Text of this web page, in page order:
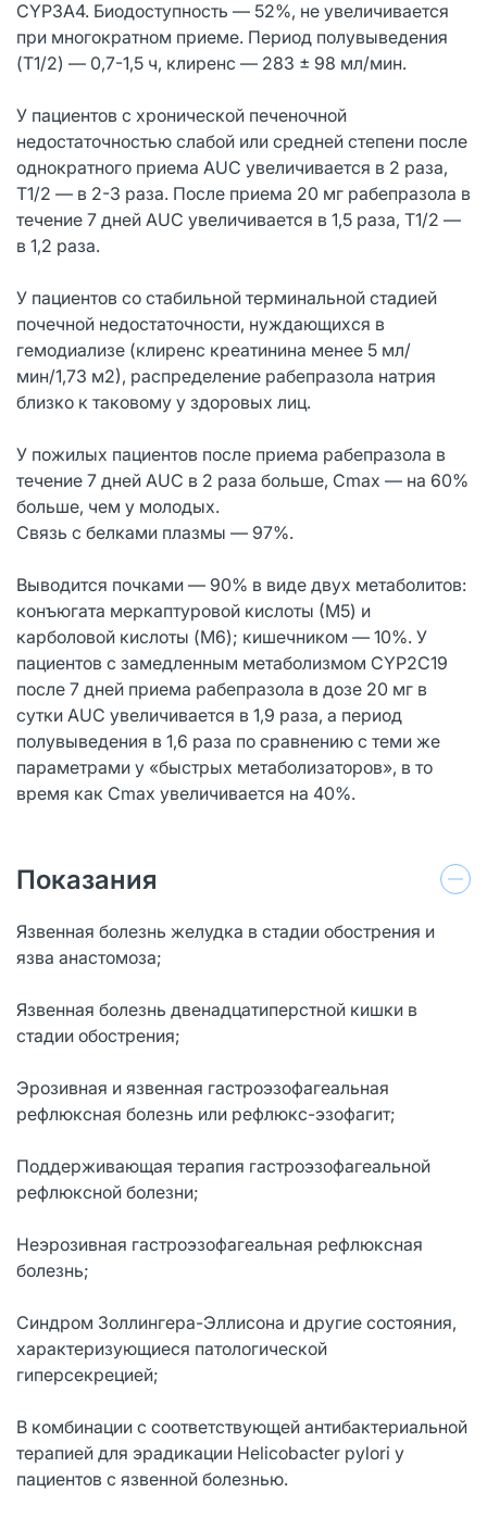
CYP3А4. Биодоступность — 52%, не увеличивается
при многократном приеме. Период полувыведения
(T1/2) — 0,7-1,5 ч, клиренс — 283 ± 98 мл/мин.
У пациентов с хронической печеночной
недостаточностью слабой или средней степени после
однократного приема AUC увеличивается в 2 раза,
T1/2 — в 2-3 раза. После приема 20 мг рабепразола в
течение 7 дней AUC увеличивается в 1,5 раза, T1/2 —
в 1,2 раза.
У пациентов со стабильной терминальной стадией
почечной недостаточности, нуждающихся в
гемодиализе (клиренс креатинина менее 5 мл/
мин/1,73 м2), распределение рабепразола натрия
близко к таковому у здоровых лиц.
У пожилых пациентов после приема рабепразола в
течение 7 дней AUC в 2 раза больше, Cmax — на 60%
больше, чем у молодых.
Связь с белками плазмы — 97%.
Выводится почками — 90% в виде двух метаболитов:
конъюгата меркаптуровой кислоты (М5) и
карболовой кислоты (M6); кишечником — 10%. У
пациентов с замедленным метаболизмом CYP2С19
после 7 дней приема рабепразола в дозе 20 мг в
сутки AUC увеличивается в 1,9 раза, а период
полувыведения в 1,6 раза по сравнению с теми же
параметрами у «быстрых метаболизаторов», в то
время как Сmax увеличивается на 40%.
Показания
Язвенная болезнь желудка в стадии обострения и
язва анастомоза;
Язвенная болезнь двенадцатиперстной кишки в
стадии обострения;
Эрозивная и язвенная гастроэзофагеальная
рефлюксная болезнь или рефлюкс-эзофагит;
Поддерживающая терапия гастроэзофагеальной
рефлюксной болезни;
Неэрозивная гастроэзофагеальная рефлюксная
болезнь;
Синдром Золлингера-Эллисона и другие состояния,
характеризующиеся патологической
гиперсекрецией;
В комбинации с соответствующей антибактериальной
терапией для эрадикации Helicobacter pylori у
пациентов с язвенной болезнью.